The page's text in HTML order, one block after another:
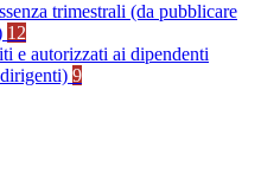
trimestrali (da pubblicare
12
e autorizzati ai dipendenti
9